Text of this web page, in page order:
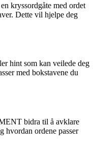
kryssordgåte med ordet
Dette vil hjelpe deg
hint som kan veilede deg
med bokstavene du
bidra til å avklare
hvordan ordene passer